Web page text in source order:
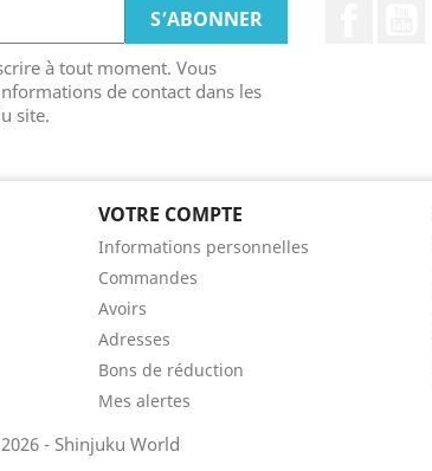
à tout moment. Vous
de contact dans les
site.
VOTRE COMPTE
Informations personnelles
Commandes
Avoirs
Adresses
Bons de réduction
Mes alertes
- Shinjuku World